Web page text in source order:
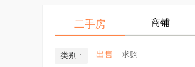
二手房 商铺
类别 : 出售 求购